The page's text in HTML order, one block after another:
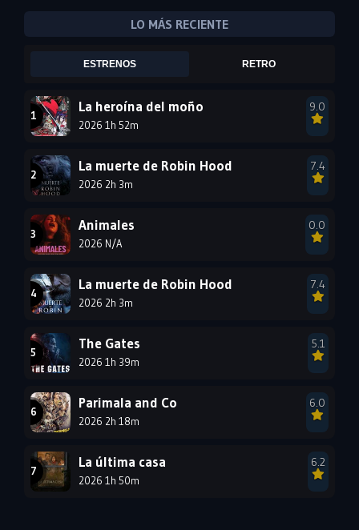
2007
1999 1998
1996
1990
1984
1978
LO MÁS RECIENTE
ESTRENOS RETRO
La heroína del moño
2026 1h 52m
9.0
La muerte de Robin Hood
2026 2h 3m
7.4
Animales
2026 N/A
0.0
La muerte de Robin Hood
2026 2h 3m
7.4
The Gates
2026 1h 39m
5.1
Parimala and Co
2026 2h 18m
6.0
La última casa
2026 1h 50m
6.2